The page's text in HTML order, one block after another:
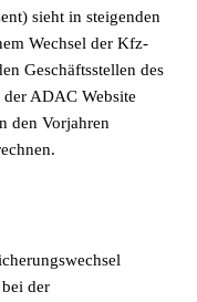
sieht in steigenden
Wechsel der Kfz-
Geschäftsstellen des
ADAC Website
den Vorjahren
der